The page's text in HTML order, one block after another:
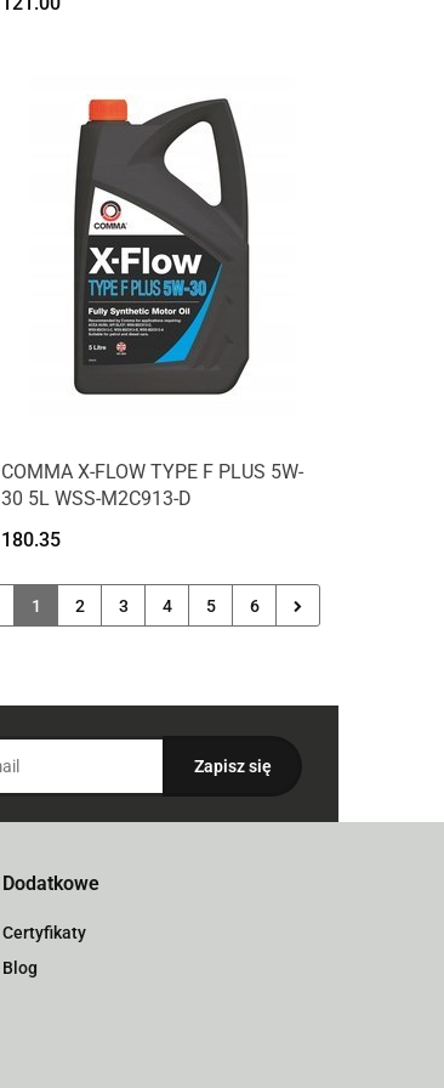
Produkt niedostępny
COMMA X-FLOW TYPE F PLUS 5W-
30 5L WSS-M2C913-D
180.35
1 2 3 4 5 6
Dodatkowe
Certyfikaty
Blog